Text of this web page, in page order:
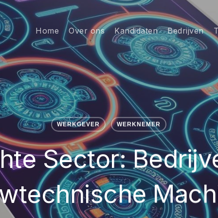
Home Over ons Kandidaten Bedrijven
WERKGEVER WERKNEMER
Sector: